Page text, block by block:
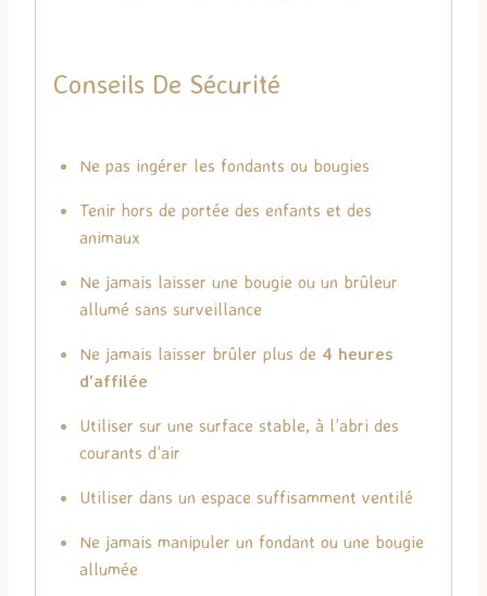
Conseils De Sécurité
Ne pas ingérer les fondants ou bougies
Tenir hors de portée des enfants et des
animaux
Ne jamais laisser une bougie ou un brûleur
allumé sans surveillance
Ne jamais laisser brûler plus de 4 heures
d’affilée
Utiliser sur une surface stable, à l’abri des
courants d’air
Utiliser dans un espace suffisamment ventilé
Ne jamais manipuler un fondant ou une bougie
allumée